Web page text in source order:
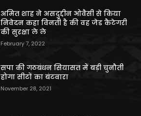
अमित शाह ने असदुद्दीन ओवैसी से किया
निवेदन कहा विनती है की वह जेड कैटेगरी
की सुरक्षा ले ले
February 7, 2022
सपा की गठबंधन सियासत में बड़ी चुनौती
होगा सीटों का बंटवारा
November 28, 2021